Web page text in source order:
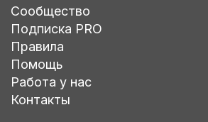
Сообщество
Подписка PRO
Правила
Помощь
Работа у нас
Контакты